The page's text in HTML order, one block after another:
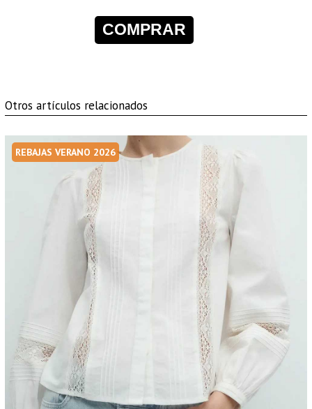
COMPRAR
Otros artículos relacionados
REBAJAS VERANO 2026